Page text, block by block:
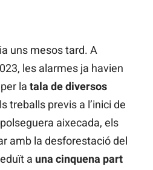
uns mesos tard. A
les alarmes ja havien
la tala de diversos
treballs previs a l’inici de
aixecada, els
amb la desforestació del
a una cinquena part